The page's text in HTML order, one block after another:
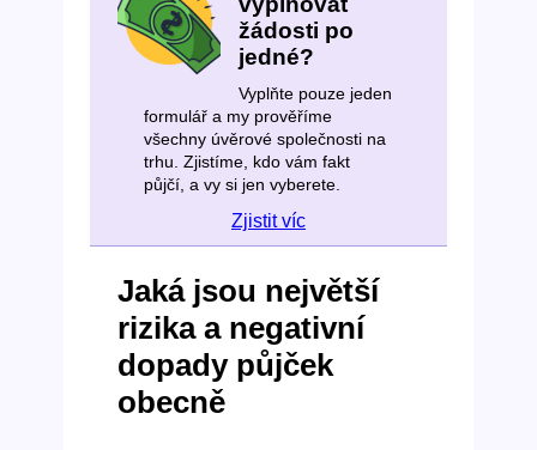
žádosti po
jedné?
Vyplňte pouze jeden
formulář a my prověříme
všechny úvěrové společnosti na
trhu. Zjistíme, kdo vám fakt
půjčí, a vy si jen vyberete.
Zjistit víc
Jaká jsou největší
rizika a negativní
dopady půjček
obecně